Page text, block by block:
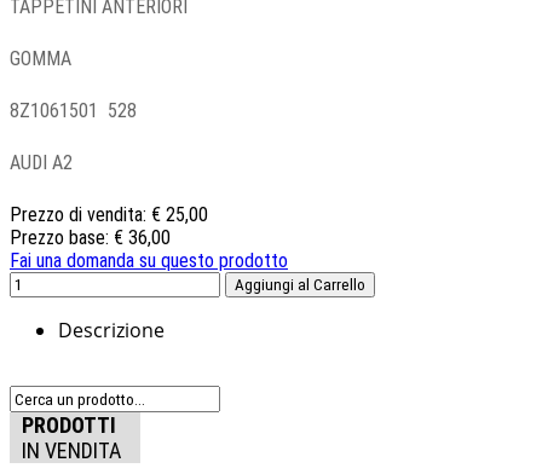
TAPPETINI ANTERIORI
GOMMA
8Z1061501 528
AUDI A2
Prezzo di vendita: € 25,00
Prezzo base: € 36,00
Fai una domanda su questo prodotto
Descrizione
PRODOTTI
IN VENDITA